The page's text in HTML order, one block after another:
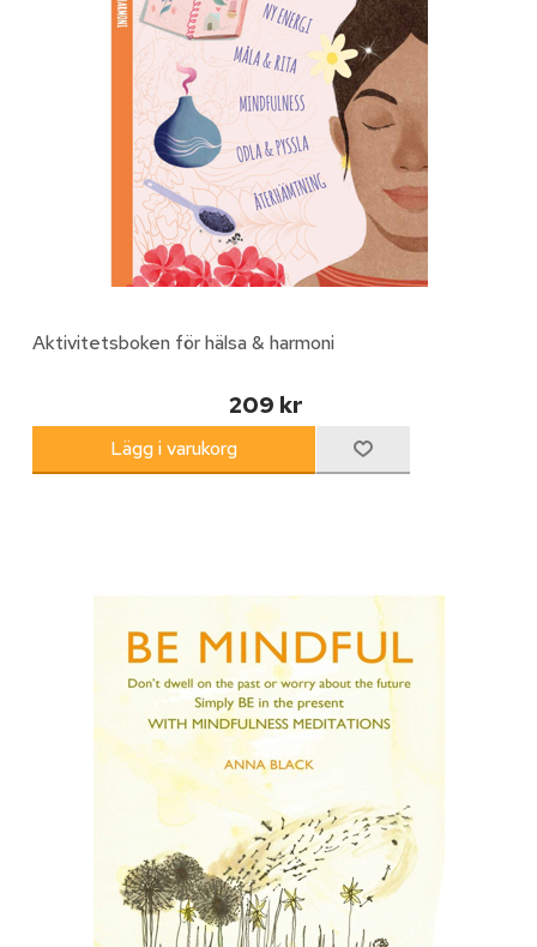
Aktivitetsboken för hälsa & harmoni
209 kr